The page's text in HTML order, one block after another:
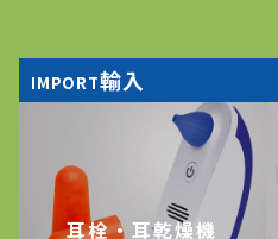
IMPORT輸入
耳栓・耳乾燥機